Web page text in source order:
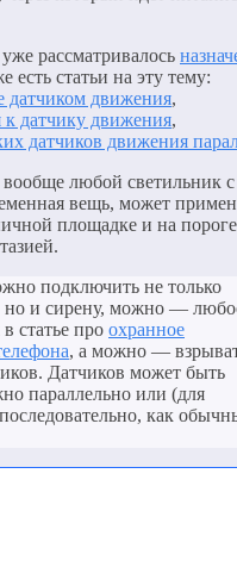
рассматривалось
есть статьи на эту тему:
датчиком движения,
к датчику движения,
датчиков движения
любой светильник
вещь, может
площадке и на
подключить не только
но и сирену, можно —
статье про охранное
, а можно —
Датчиков может быть
параллельно или (для
как